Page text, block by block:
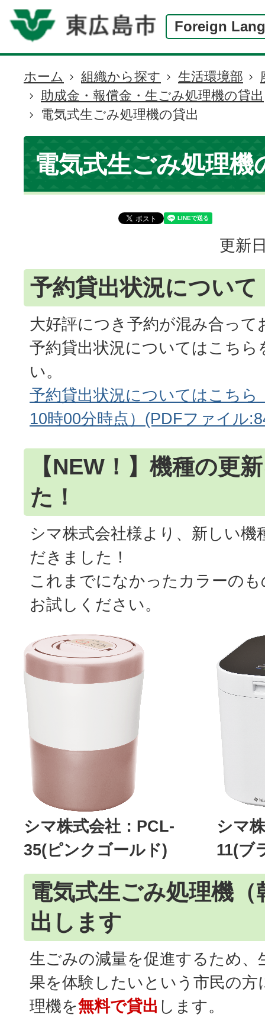
Foreign
現
在
の
位
ホーム 組織から探す 生活環境部
助成金・報償金・生ごみ処理機の貸出
電気式生ごみ処理機の貸出
電気式生ごみ処理機
更新
予約貸出状況について
大好評につき予約が混み合って
予約貸出状況についてはこちら
い。
予約貸出状況についてはこちら
10時00分時点）(PDFファイル
【NEW！】機種の更
た！
シマ株式会社様より、新しい機
だきました！
これまでになかったカラーの
お試しください。
シマ株式会社：PCL-
35(ピンクゴールド)
シマ
11(ブ
電気式生ごみ処理機（
出します
生ごみの減量を促進するため、
果を体験したいという市民の方
理機を無料で貸出 します。